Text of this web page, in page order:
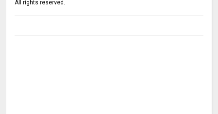
All rights reserved.